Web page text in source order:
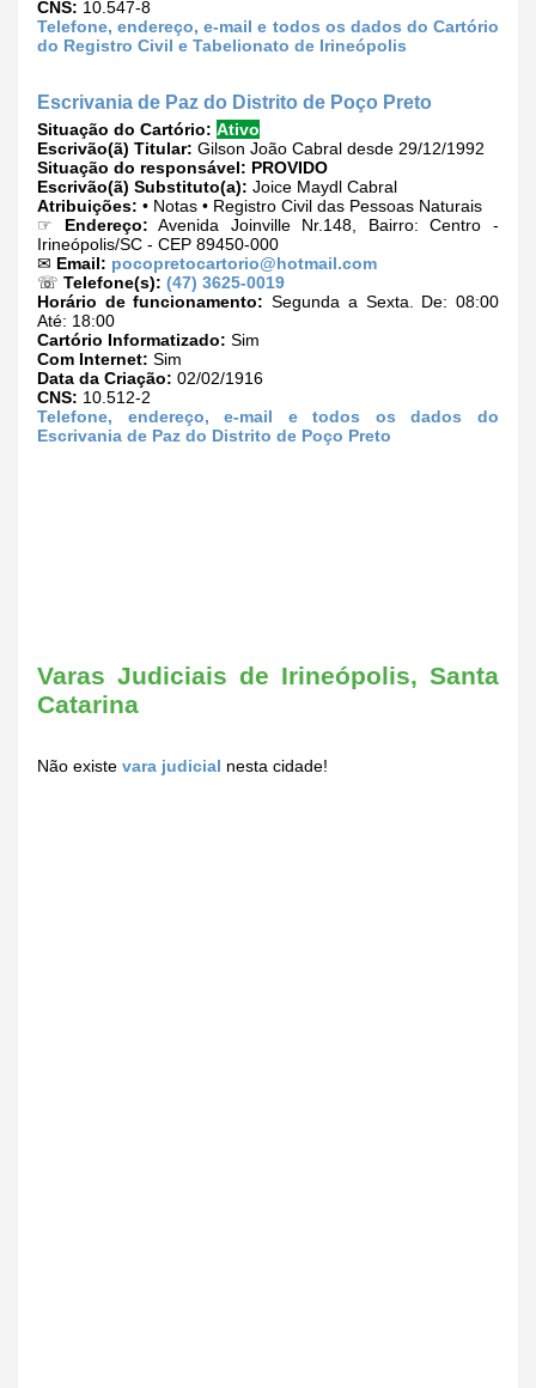
CNS: 10.547-8
Telefone, endereço, e-mail e todos os dados do Cartório
do Registro Civil e Tabelionato de Irineópolis
Escrivania de Paz do Distrito de Poço Preto
Situação do Cartório: Ativo
Escrivão(ã) Titular: Gilson João Cabral desde 29/12/1992
Situação do responsável: PROVIDO
Escrivão(ã) Substituto(a): Joice Maydl Cabral
Atribuições: • Notas • Registro Civil das Pessoas Naturais
☞ Endereço: Avenida Joinville Nr.148, Bairro: Centro -
Irineópolis/SC - CEP 89450-000
✉ Email: pocopretocartorio@hotmail.com
☏ Telefone(s): (47) 3625-0019
Horário de funcionamento: Segunda a Sexta. De: 08:00
Até: 18:00
Cartório Informatizado: Sim
Com Internet: Sim
Data da Criação: 02/02/1916
CNS: 10.512-2
Telefone, endereço, e-mail e todos os dados do
Escrivania de Paz do Distrito de Poço Preto
Varas Judiciais de Irineópolis, Santa
Catarina
Não existe vara judicial nesta cidade!